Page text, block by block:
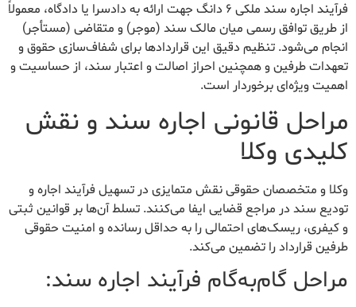
فرآیند اجاره سند ملکی ۶ دانگ جهت ارائه به دادسرا یا دادگاه، معمولاً
از طریق توافق رسمی میان مالک سند (موجر) و متقاضی (مستأجر)
انجام می‌شود. تنظیم دقیق این قراردادها برای شفاف‌سازی حقوق و
تعهدات طرفین و همچنین احراز اصالت و اعتبار سند، از حساسیت و
اهمیت ویژه‌ای برخوردار است.
مراحل قانونی اجاره سند و نقش
کلیدی وکلا
وکلا و متخصصان حقوقی نقش متمایزی در تسهیل فرآیند اجاره و
تودیع سند در مراجع قضایی ایفا می‌کنند. تسلط آن‌ها بر قوانین ثبتی
و کیفری، ریسک‌های احتمالی را به حداقل رسانده و امنیت حقوقی
طرفین قرارداد را تضمین می‌کند.
مراحل گام‌به‌گام فرآیند اجاره سند: